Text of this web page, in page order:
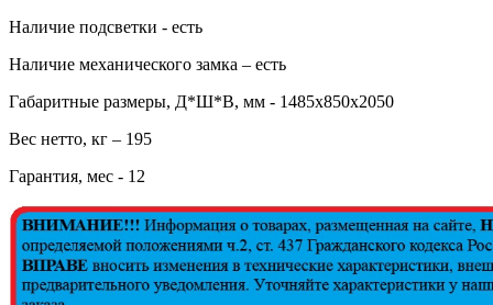
Наличие подсветки - есть
Наличие механического замка – есть
Габаритные размеры, Д*Ш*В, мм - 1485х850х2050
Вес нетто, кг – 195
Гарантия, мес - 12